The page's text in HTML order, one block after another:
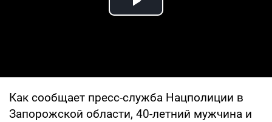
Play Video
Как сообщает пресс-служба Нацполиции в
Запорожской области, 40-летний мужчина и